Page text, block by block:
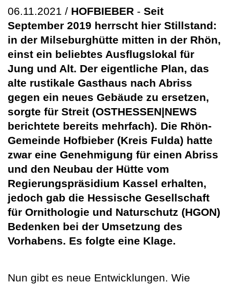
06.11.2021 / HOFBIEBER - Seit
September 2019 herrscht hier Stillstand:
in der Milseburghütte mitten in der Rhön,
einst ein beliebtes Ausflugslokal für
Jung und Alt. Der eigentliche Plan, das
alte rustikale Gasthaus nach Abriss
gegen ein neues Gebäude zu ersetzen,
sorgte für Streit (OSTHESSEN|NEWS
berichtete bereits mehrfach). Die Rhön-
Gemeinde Hofbieber (Kreis Fulda) hatte
zwar eine Genehmigung für einen Abriss
und den Neubau der Hütte vom
Regierungspräsidium Kassel erhalten,
jedoch gab die Hessische Gesellschaft
für Ornithologie und Naturschutz (HGON)
Bedenken bei der Umsetzung des
Vorhabens. Es folgte eine Klage.
Nun gibt es neue Entwicklungen. Wie